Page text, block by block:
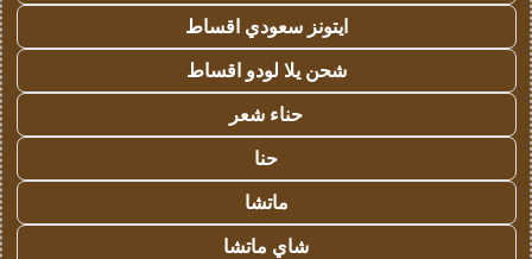
ايتونز سعودي اقساط
شحن يلا لودو اقساط
حناء شعر
حنا
ماتشا
شاي ماتشا